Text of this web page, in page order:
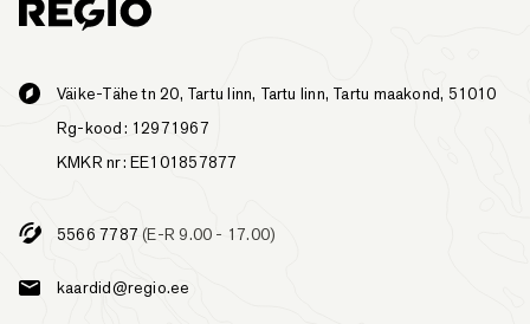
Väike-Tähe tn 20, Tartu linn, Tartu linn, Tartu maakond, 51010
Rg-kood: 12971967
KMKR nr: EE101857877
5566 7787 (E-R 9.00 - 17.00)
kaardid@regio.ee